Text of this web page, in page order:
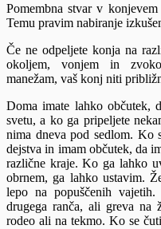
Pomembna stvar v
Temu pravim nabiranje
Če ne odpeljete konja na
okoljem, vonjem in
manežam, vaš konj niti
Doma imate lahko občutek,
svetu, a ko ga pripeljete
nima dneva pod sedlom. Ko
dejstva in imam občutek, da
različne kraje. Ko ga lahko
obrnem, ga lahko ustavim.
lepo na popuščenih
drugega ranča, ali greva na
rodeo ali na tekmo. Ko se